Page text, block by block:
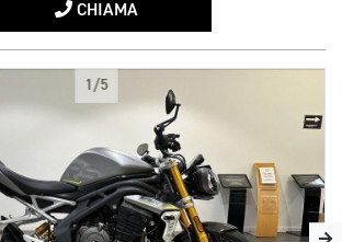
CHIAMA
1/5